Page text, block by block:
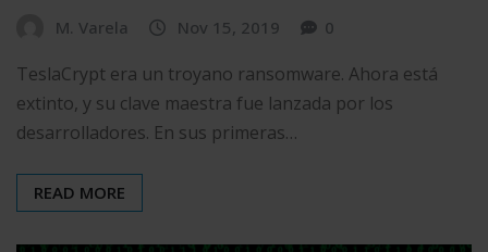
M. Varela Nov 15, 2019 0
TeslaCrypt era un troyano ransomware. Ahora está
extinto, y su clave maestra fue lanzada por los
desarrolladores. En sus primeras…
READ MORE